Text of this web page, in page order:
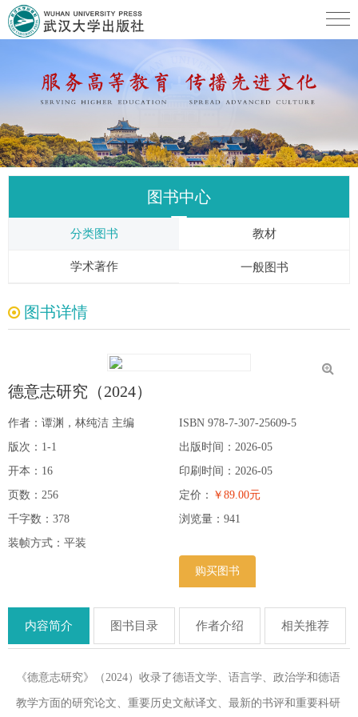
图书中心
分类图书 教材
学术著作 一般图书
图书详情
德意志研究（2024）
作者：谭渊，林纯洁 主编
版次：1-1
开本：16
页数：256
千字数：378
装帧方式：平装
ISBN 978-7-307-25609-5
出版时间：2026-05
印刷时间：2026-05
定价： ￥89.00元
浏览量： 941
购买图书
内容简介 图书目录 作者介绍 相关推荐
《德意志研究》（2024）收录了德语文学、语言学、政治学和德语
教学方面的研究论文、重要历史文献译文、最新的书评和重要科研